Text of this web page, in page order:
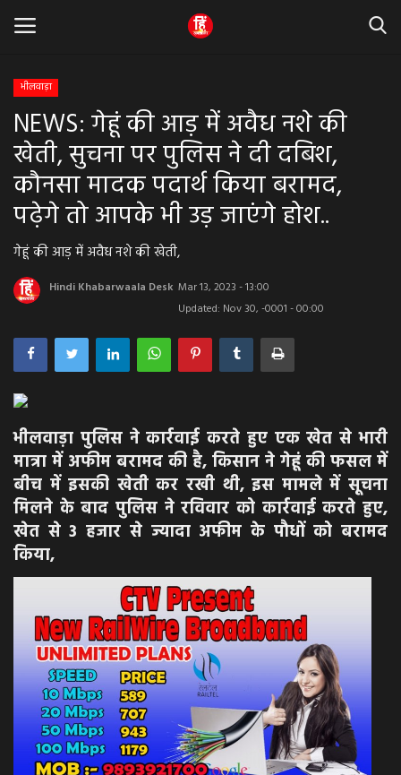
Home
धर्म & ज्योतिष
बड़ी खबर
मध्यप्रदेश
राजस्थान
व्यापार व्यवसाय
राजनीती
अपराध
मनोरंजन
खेल
एजुकेशन & करियर
हेल्थ & लाइफ स्टाइल
वीडियो
Gallery
भीलवाड़ा
NEWS: गेहूं की आड़ में अवैध नशे की
खेती, सुचना पर पुलिस ने दी दबिश,
कौनसा मादक पदार्थ किया बरामद,
पढ़ेगे तो आपके भी उड़ जाएंगे होश..
गेहूं की आड़ में अवैध नशे की खेती,
Hindi Khabarwaala Desk Mar 13, 2023 - 13:00
Updated: Nov 30, -0001 - 00:00
भीलवाड़ा पुलिस ने कार्रवाई करते हुए एक खेत से भारी
मात्रा में अफीम बरामद की है, किसान ने गेहूं की फसल में
बीच में इसकी खेती कर रखी थी, इस मामले में सूचना
मिलने के बाद पुलिस ने रविवार को कार्रवाई करते हुए,
खेत से 3 हजार से ज्यादा अफीम के पौधों को बरामद
किया,